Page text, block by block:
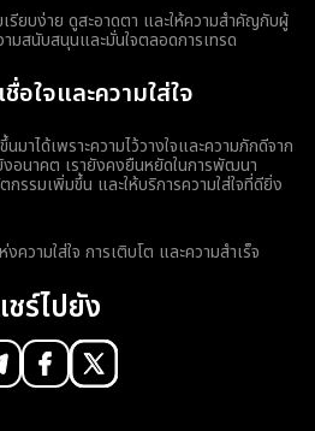
รียบง่าย ดูสะอาดตา และให้ความสำคัญกับผู้
มสนับสนุนและมั่นใจตลอดการเทรด
อใจและความใส่ใจ
มาได้เพราะความไว้วางใจและความภักดีจาก
งอนาคต เรายังคงยืนหยัดในการพัฒนา
รรมเพิ่มขึ้น และให้บริการความใส่ใจที่ดียิ่ง
วามใส่ใจ การเติบโต และความสำเร็จ
ชร์ไปยัง